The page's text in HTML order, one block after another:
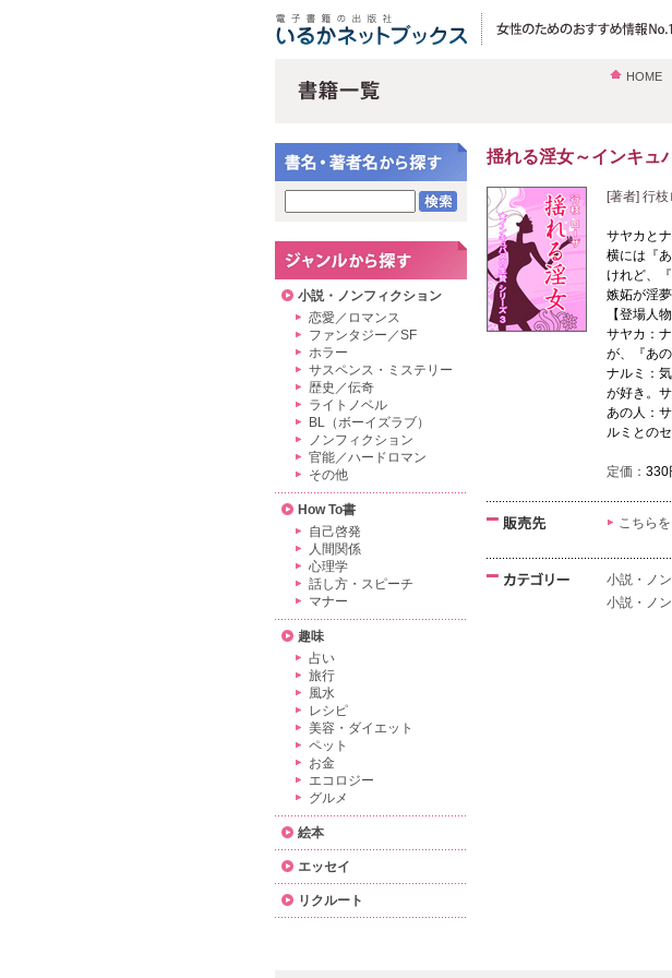
HOME
揺れる淫女～インキュ
[著者] 行
サヤカと
横には『
けれど、
嫉妬が淫
【登場人物
サヤカ：
が、『あ
ナルミ：
が好き。
あの人：
ルミとの
定価： 330
こちら
小説・ノ
小説・ノ
小説・ノンフィクション
恋愛／ロマンス
ファンタジー／SF
ホラー
サスペンス・ミステリー
歴史／伝奇
ライトノベル
BL（ボーイズラブ）
ノンフィクション
官能／ハードロマン
その他
How To書
自己啓発
人間関係
心理学
話し方・スピーチ
マナー
趣味
占い
旅行
風水
レシピ
美容・ダイエット
ペット
お金
エコロジー
グルメ
絵本
エッセイ
リクルート